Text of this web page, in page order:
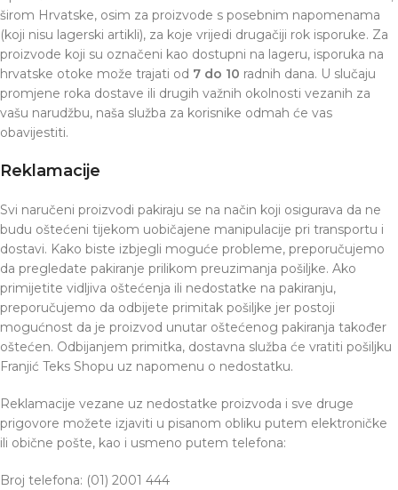
širom Hrvatske, osim za proizvode s posebnim napomenama
(koji nisu lagerski artikli), za koje vrijedi drugačiji rok isporuke. Za
proizvode koji su označeni kao dostupni na lageru, isporuka na
hrvatske otoke može trajati od 7 do 10 radnih dana. U slučaju
promjene roka dostave ili drugih važnih okolnosti vezanih za
vašu narudžbu, naša služba za korisnike odmah će vas
obavijestiti.
Reklamacije
Svi naručeni proizvodi pakiraju se na način koji osigurava da ne
budu oštećeni tijekom uobičajene manipulacije pri transportu i
dostavi. Kako biste izbjegli moguće probleme, preporučujemo
da pregledate pakiranje prilikom preuzimanja pošiljke. Ako
primijetite vidljiva oštećenja ili nedostatke na pakiranju,
preporučujemo da odbijete primitak pošiljke jer postoji
mogućnost da je proizvod unutar oštećenog pakiranja također
oštećen. Odbijanjem primitka, dostavna služba će vratiti pošiljku
Franjić Teks Shopu uz napomenu o nedostatku.
Reklamacije vezane uz nedostatke proizvoda i sve druge
prigovore možete izjaviti u pisanom obliku putem elektroničke
ili obične pošte, kao i usmeno putem telefona:
Broj telefona: (01) 2001 444